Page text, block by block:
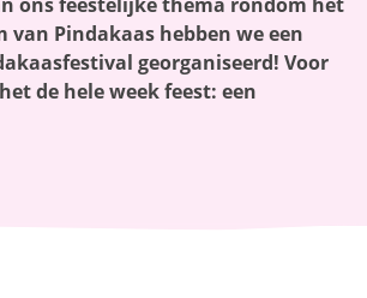
van Pindakaas hebben we een
georganiseerd! Voor
de hele week feest: een